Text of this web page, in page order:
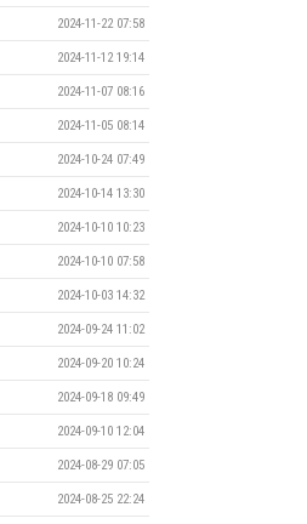
2024-11-22 07:58
2024-11-12 19:14
2024-11-07 08:16
2024-11-05 08:14
2024-10-24 07:49
2024-10-14 13:30
2024-10-10 10:23
2024-10-10 07:58
2024-10-03 14:32
2024-09-24 11:02
2024-09-20 10:24
2024-09-18 09:49
2024-09-10 12:04
2024-08-29 07:05
2024-08-25 22:24